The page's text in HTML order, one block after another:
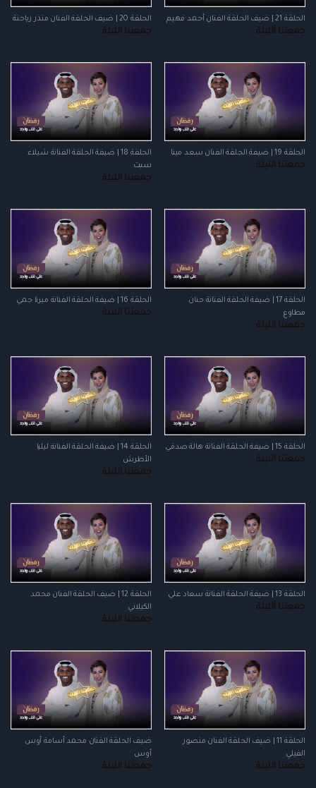
الحلقة 21 | ضيف الحلقة الفنان أحمد فهيم
جمعتنا الليلة
الحلقة 20 | ضيف الحلقة الفنان منذر رياحنة
جمعتنا الليلة
الحلقة 19 | ضيفة الحلقة الفنان سعد مينا
جمعتنا الليلة
الحلقة 18 | ضيفة الحلقة الفنانة شيلاء
سبت
جمعتنا الليلة
الحلقة 17 | ضيفة الحلقة الفنانة حنان
مطاوع
جمعتنا الليلة
الحلقة 16 | ضيفة الحلقة الفنانة ميرنا جمي
جمعتنا الليلة
الحلقة 15 | ضيفة الحلقة الفنانة هالة صدقي
جمعتنا الليلة
الحلقة 14 | ضيفة الحلقة الفنانة ليليا
الأطرش
جمعتنا الليلة
الحلقة 13 | ضيفة الحلقة الفنانة سعاد علي
جمعتنا الليلة
الحلقة 12 | ضيف الحلقة الفنان محمد
الكيلاني
جمعتنا الليلة
الحلقة 11 | ضيف الحلقة الفنان منصور
الفيلي
جمعتنا الليلة
ضيف الحلقة الفنان محمد أسامة أوس
أوس
جمعتنا الليلة